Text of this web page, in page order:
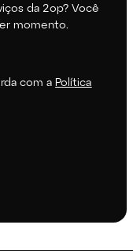
da 2op? Você
momento.
com aPolítica